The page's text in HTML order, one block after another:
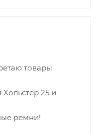
товары
25 и
ремни!